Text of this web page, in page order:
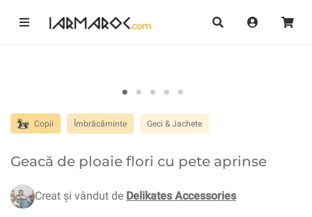
Copii Îmbrăcăminte Geci & Jachete
Geacă de ploaie flori cu pete aprinse
Creat și vândut de Delikates Accessories